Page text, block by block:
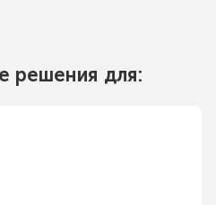
решения для: